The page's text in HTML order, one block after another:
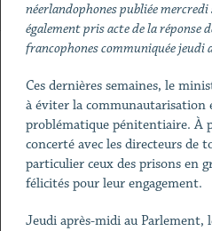
néerlandophones publiée
également pris acte de la réponse
francophones communiquée jeudi
Ces dernières semaines, le
à éviter la communautarisation
problématique pénitentiaire. À
concerté avec les directeurs de
particulier ceux des prisons en
félicités pour leur engagement.
Jeudi après-midi au